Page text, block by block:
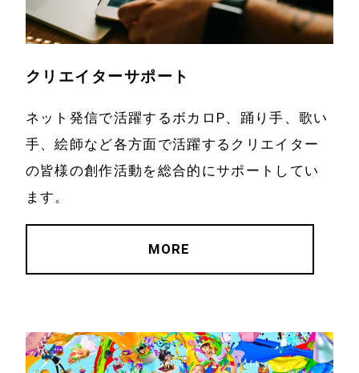
クリエイターサポート
ネット発信で活躍するボカロP、踊り手、歌い
手、絵師など各方面で活躍するクリエイター
の皆様の創作活動を総合的にサポートしてい
ます。
MORE